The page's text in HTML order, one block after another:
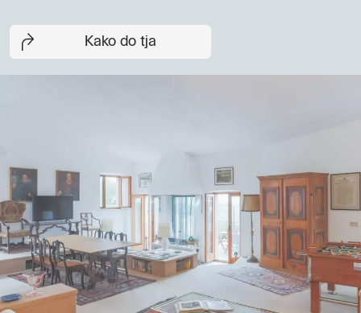
Kako do tja